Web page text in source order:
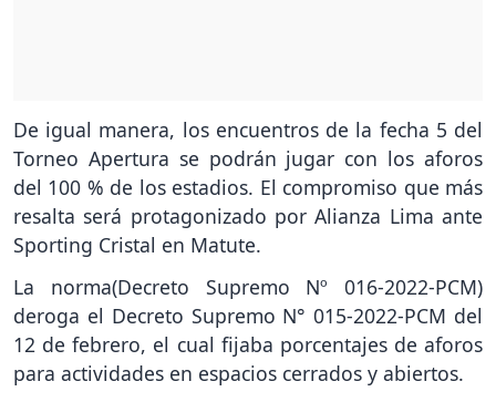
De igual manera, los encuentros de la fecha 5 del
Torneo Apertura se podrán jugar con los aforos
del 100 % de los estadios. El compromiso que más
resalta será protagonizado por Alianza Lima ante
Sporting Cristal en Matute.
La norma(Decreto Supremo Nº 016-2022-PCM)
deroga el Decreto Supremo N° 015-2022-PCM del
12 de febrero, el cual fijaba porcentajes de aforos
para actividades en espacios cerrados y abiertos.